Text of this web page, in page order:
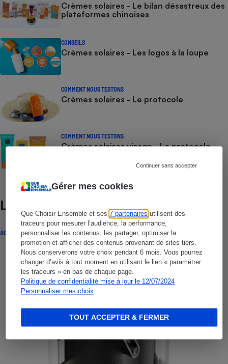
Gérer mes cookies
Que Choisir Ensemble et ses7 partenaires utilisent des
traceurs pour mesurer l’audience, la performance,
personnaliser les contenus, les partager, optimiser la
promotion et afficher des contenus provenant de sites tiers.
Nous conserverons votre choix pendant 6 mois. Vous pourrez
changer d’avis à tout moment en utilisant le lien « paramétrer
les traceurs » en bas de chaque page.
Politique de confidentialité mise à jour le 12/07/2024
Personnaliser mes choix
Continuer sans accepter
TOUT ACCEPTER & FERMER
Crèmes solaires - Le bilan désastreux des
plateformes chinoises
CONSEILS
Crèmes solaires - Les logos à la loupe
COMMENT NOUS TESTONS
Crèmes solaires - Le protocole
COMMENT NOUS TESTONS
Crèmes solaires visage - Le protocole
Lire aussi
ACTUALITÉ